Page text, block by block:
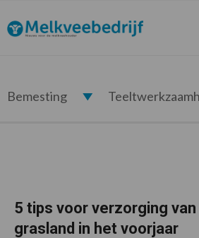
de
hoofdnavigatie
de
hoofd
de
eerste
de
voettekst
Melkveebedrijf.nl
Bemesting
5 tips voor verzorging
grasland in het voorjaar